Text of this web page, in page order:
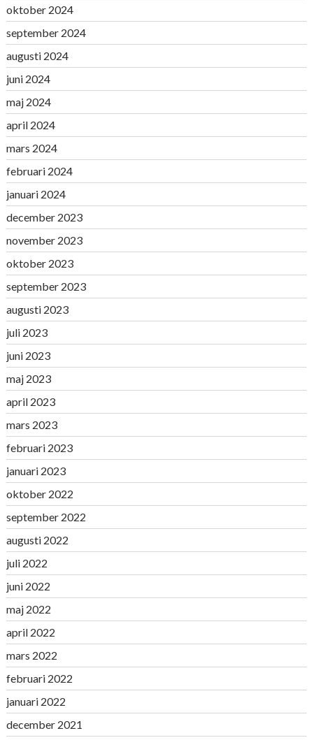
oktober 2024
september 2024
augusti 2024
juni 2024
maj 2024
april 2024
mars 2024
februari 2024
januari 2024
december 2023
november 2023
oktober 2023
september 2023
augusti 2023
juli 2023
juni 2023
maj 2023
april 2023
mars 2023
februari 2023
januari 2023
oktober 2022
september 2022
augusti 2022
juli 2022
juni 2022
maj 2022
april 2022
mars 2022
februari 2022
januari 2022
december 2021